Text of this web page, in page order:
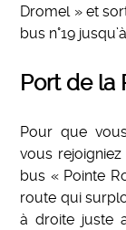
Dromel » et
bus n°19
Port de la
Pour que
vous
bus « Pointe
route qui
à droite juste